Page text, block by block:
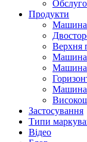
Продукти
Машина
Верхня
Машина
Машина
Машина
Застосування
Типи
Відео